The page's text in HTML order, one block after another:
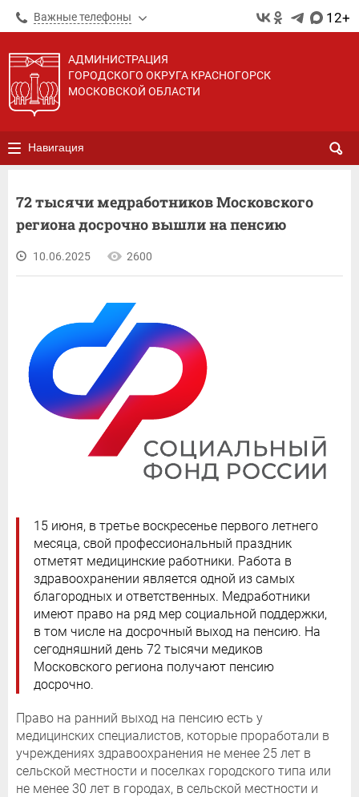
Важные телефоны 12+
АДМИНИСТРАЦИЯ
ГОРОДСКОГО ОКРУГА КРАСНОГОРСК
МОСКОВСКОЙ ОБЛАСТИ
Навигация
72 тысячи медработников Московского
региона досрочно вышли на пенсию
10.06.2025 2600
15 июня, в третье воскресенье первого летнего
месяца, свой профессиональный праздник
отметят медицинские работники. Работа в
здравоохранении является одной из самых
благородных и ответственных. Медработники
имеют право на ряд мер социальной поддержки,
в том числе на досрочный выход на пенсию. На
сегодняшний день 72 тысячи медиков
Московского региона получают пенсию
досрочно.
Право на ранний выход на пенсию есть у
медицинских специалистов, которые проработали в
учреждениях здравоохранения не менее 25 лет в
сельской местности и поселках городского типа или
не менее 30 лет в городах, в сельской местности и